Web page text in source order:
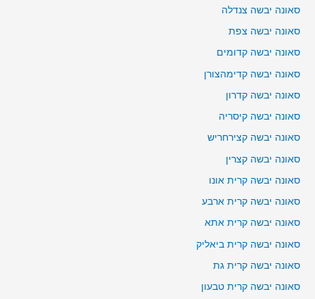
סאונה יבשה צנדלה
סאונה יבשה צפת
סאונה יבשה קדומים
סאונה יבשה קדימהצורן
סאונה יבשה קדרון
סאונה יבשה קיסריה
סאונה יבשה קצירחריש
סאונה יבשה קצרין
סאונה יבשה קרית אונו
סאונה יבשה קרית ארבע
סאונה יבשה קרית אתא
סאונה יבשה קרית ביאליק
סאונה יבשה קרית גת
סאונה יבשה קרית טבעון